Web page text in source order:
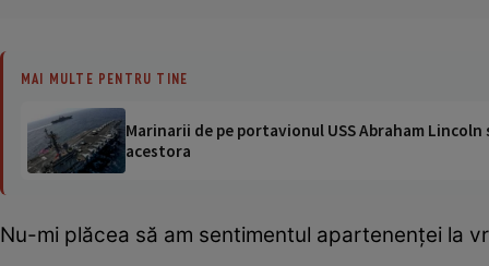
MAI MULTE PENTRU TINE
Marinarii de pe portavionul USS Abraham
acestora
Nu-mi plăcea să am sentimentul apartenenţei la